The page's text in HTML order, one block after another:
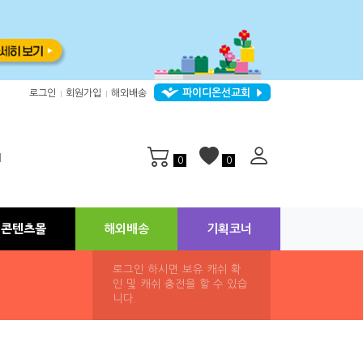
로그인 회원가입 해외배송 파이디온선교회
0 0
콘텐츠몰 해외배송 기획코너
로그인 하시면 보유 캐쉬 확
인 및 캐쉬 충전을 할 수 있습
니다.